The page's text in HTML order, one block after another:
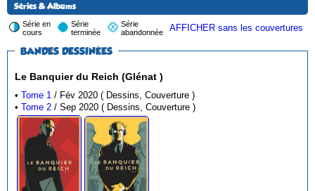
Séries & Albums
Série en
cours
Série
terminée
Série
abandonnée
AFFICHER sans les couvertures
BANDES DESSINÉES
Le Banquier du Reich (Glénat )
•Tome 1
/ Fév 2020 ( Dessins, Couverture )
•Tome 2 / Sep 2020 ( Dessins, Couverture )